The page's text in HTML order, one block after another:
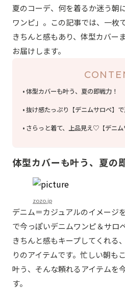
夏のコーデ、何を着るか迷う朝
ワンピ」。この記事では、一枚
きちんと感もあり、体型カバー
お届けします。
体型カバーも叶う、夏の即戦力！
抜け感たっぷり【デニムサロペ】で
さらっと着て、上品見え♡【デニム
体型カバーも叶う、夏の
zozo.jp
デニム＝カジュアルのイメージ
で今っぽいデニムワンピ＆サロ
きちんと感もキープしてくれる
りのアイテムです。忙しい朝も
叶う、そんな頼れるアイテムを
す。